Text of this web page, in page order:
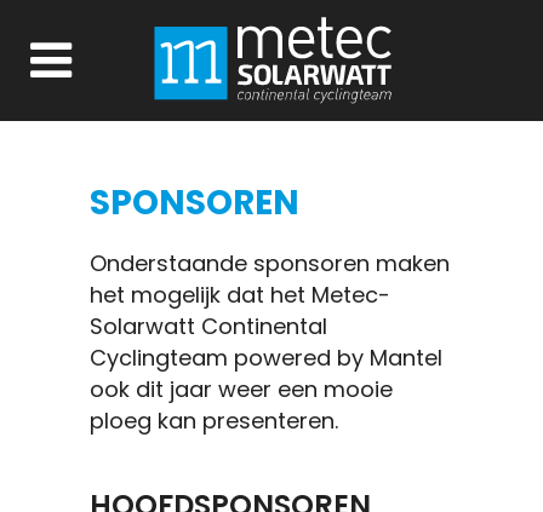
SPONSOREN
Onderstaande sponsoren maken
het mogelijk dat het Metec-
Solarwatt Continental
Cyclingteam powered by Mantel
ook dit jaar weer een mooie
ploeg kan presenteren.